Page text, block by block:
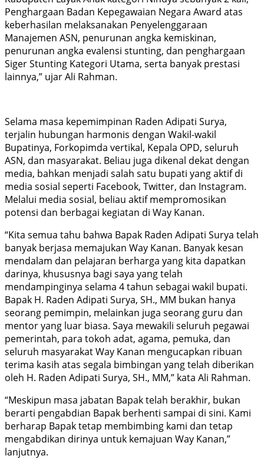
Penghargaan Badan Kepegawaian Negara Award atas
keberhasilan melaksanakan Penyelenggaraan
Manajemen ASN, penurunan angka kemiskinan,
penurunan angka evalensi stunting, dan penghargaan
Siger Stunting Kategori Utama, serta banyak prestasi
lainnya,” ujar Ali Rahman.
Selama masa kepemimpinan Raden Adipati Surya,
terjalin hubungan harmonis dengan Wakil-wakil
Bupatinya, Forkopimda vertikal, Kepala OPD, seluruh
ASN, dan masyarakat. Beliau juga dikenal dekat dengan
media, bahkan menjadi salah satu bupati yang aktif di
media sosial seperti Facebook, Twitter, dan Instagram.
Melalui media sosial, beliau aktif mempromosikan
potensi dan berbagai kegiatan di Way Kanan.
“Kita semua tahu bahwa Bapak Raden Adipati Surya telah
banyak berjasa memajukan Way Kanan. Banyak kesan
mendalam dan pelajaran berharga yang kita dapatkan
darinya, khususnya bagi saya yang telah
mendampinginya selama 4 tahun sebagai wakil bupati.
Bapak H. Raden Adipati Surya, SH., MM bukan hanya
seorang pemimpin, melainkan juga seorang guru dan
mentor yang luar biasa. Saya mewakili seluruh pegawai
pemerintah, para tokoh adat, agama, pemuka, dan
seluruh masyarakat Way Kanan mengucapkan ribuan
terima kasih atas segala bimbingan yang telah diberikan
oleh H. Raden Adipati Surya, SH., MM,” kata Ali Rahman.
“Meskipun masa jabatan Bapak telah berakhir, bukan
berarti pengabdian Bapak berhenti sampai di sini. Kami
berharap Bapak tetap membimbing kami dan tetap
mengabdikan dirinya untuk kemajuan Way Kanan,”
lanjutnya.